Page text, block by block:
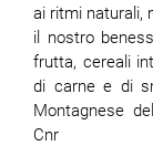
ai ritmi naturali,
il nostro
frutta, cereali
di carne e di
Montagnese
Cnr